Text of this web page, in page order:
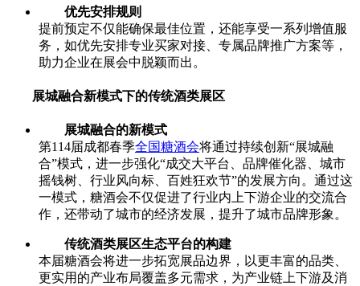
优先安排规则
提前预定不仅能确保最佳位置，还能享受一系列增值服
务，如优先安排专业买家对接、专属品牌推广方案等，
助力企业在展会中脱颖而出。
展城融合新模式下的传统酒类展区
展城融合的新模式
第114届成都春季全国糖酒会将通过持续创新“展城融
合”模式，进一步强化“成交大平台、品牌催化器、城市
摇钱树、行业风向标、百姓狂欢节”的发展方向。通过这
一模式，糖酒会不仅促进了行业内上下游企业的交流合
作，还带动了城市的经济发展，提升了城市品牌形象。
传统酒类展区生态平台的构建
本届糖酒会将进一步拓宽展品边界，以更丰富的品类、
更实用的产业布局覆盖多元需求，为产业链上下游及消